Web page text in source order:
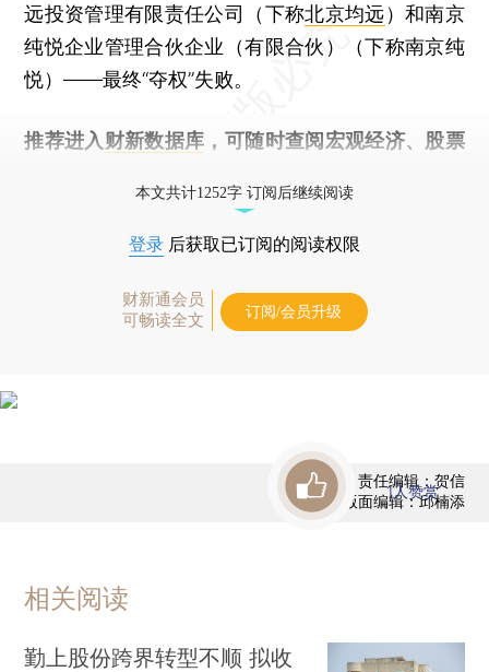
远投资管理有限责任公司（下称北京均远）和南京
纯悦企业管理合伙企业（有限合伙）（下称南京纯
悦）——最终“夺权”失败。
推荐进入 财新数据库 ，可随时查阅宏观经济、股票
本文共计1252字 订阅后继续阅读
登录 后获取已订阅的阅读权限
财新通会员
可畅读全文
订阅/会员升级
责任编辑：贺信
版面编辑：邱楠添
1人赞赏
相关阅读
勤上股份跨界转型不顺 拟收